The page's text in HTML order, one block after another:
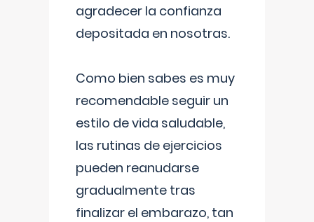
agradecer la confianza
depositada en nosotras.
Como bien sabes es muy
recomendable seguir un
estilo de vida saludable,
las rutinas de ejercicios
pueden reanudarse
gradualmente tras
finalizar el embarazo, tan